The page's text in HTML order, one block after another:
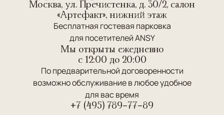
Москва, ул. Пречистенка, д. 30/2, салон
«Артефакт», нижний этаж
Бесплатная гостевая парковка
для посетителей ANSY
Мы открыты ежедневно
c 12:00 до 20:00
По предварительной договоренности
возможно обслуживание в любое удобное
для вас время
+7 (495) 789-77-89